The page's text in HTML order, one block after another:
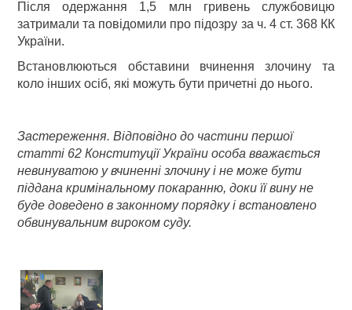
Після одержання 1,5 млн гривень службовицю
затримали та повідомили про підозру за ч. 4 ст. 368 КК
України.
Встановлюються обставини вчинення злочину та
коло інших осіб, які можуть бути причетні до нього.
Застереження. Відповідно до частини першої
статті 62 Конституції України особа вважається
невинуватою у вчиненні злочину і не може бути
піддана кримінальному покаранню, доки її вину не
буде доведено в законному порядку і встановлено
обвинувальним вироком суду.